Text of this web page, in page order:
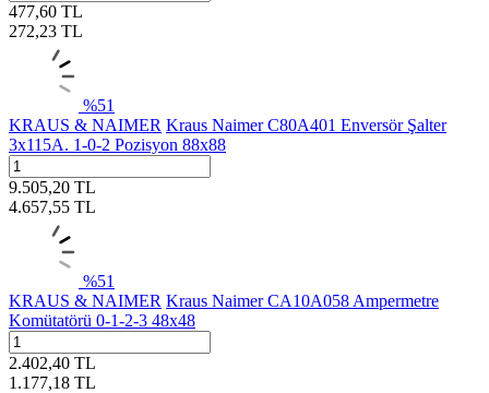
477,60 TL
272,23 TL
%51
KRAUS & NAIMER Kraus Naimer C80A401 Enversör Şalter
3x115A. 1-0-2 Pozisyon 88x88
9.505,20 TL
4.657,55 TL
%51
KRAUS & NAIMER Kraus Naimer CA10A058 Ampermetre
Komütatörü 0-1-2-3 48x48
2.402,40 TL
1.177,18 TL